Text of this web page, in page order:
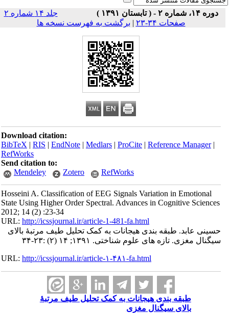
دوره ۱۴، شماره ۲ - ( تابستان ۱۳۹۱ )
جلد ۱۴ شماره ۲
صفحات ۳۴-۲۳
|برگشت به فهرست نسخه ها
Download citation:
BibTeX|RIS|EndNote|Medlars|ProCite|Reference Manager
RefWorks
Send citation to:
Mendeley
Zotero RefWorks
Hosseini A. Classification of EEG Signals Variation in Emotional
State Using Higher Order Spectral. Advances in Cognitive Sciences
2012; 14 (2) :23-34
URL:http://icssjournal.ir/article-1-481-fa.html
حسینی عابد. طبقه بندی هیجانات به کمک تحلیل طیف مرتبۀ بالای
سیگنال مغزی. تازه های علوم شناختی. ۱۳۹۱; ۱۴ (۲) :۲۳-۳۴
URL:http://icssjournal.ir/article-۱-۴۸۱-fa.html
طبقه بندی هیجانات به کمک تحلیل طیف مرتبۀ
بالای سیگنال مغزی